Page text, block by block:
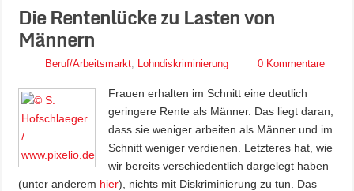
Die Rentenlücke zu Lasten von
Männern
Beruf/Arbeitsmarkt, Lohndiskriminierung 0 Kommentare
Frauen erhalten im Schnitt eine deutlich
geringere Rente als Männer. Das liegt daran,
dass sie weniger arbeiten als Männer und im
Schnitt weniger verdienen. Letzteres hat, wie
wir bereits verschiedentlich dargelegt haben
(unter anderem hier), nichts mit Diskriminierung zu tun. Das